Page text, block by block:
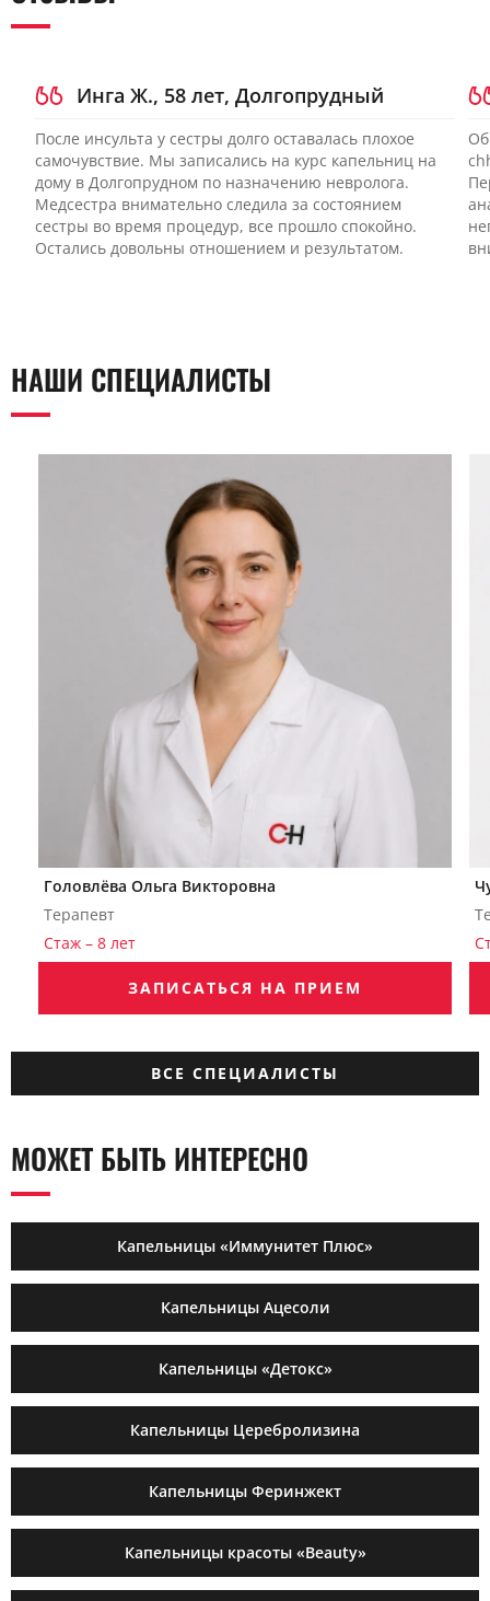
сочетании методов и регулярной оценке динамики.
Инга Ж., 58 лет, Долгопрудный
После инсульта у сестры долго оставалась плохое
самочувствие. Мы записались на курс капельниц на
дому в Долгопрудном по назначению невролога.
Медсестра внимательно следила за состоянием
сестры во время процедур, все прошло спокойно.
Остались довольны отношением и результатом.
НАШИ СПЕЦИАЛИСТЫ
Головлёва Ольга Викторовна
Терапевт
Стаж – 8 лет
ЗАПИСАТЬСЯ НА ПРИЕМ
ВСЕ СПЕЦИАЛИСТЫ
МОЖЕТ БЫТЬ ИНТЕРЕСНО
Капельницы «Иммунитет Плюс»
Капельницы Ацесоли
Капельницы «Детокс»
Капельницы Церебролизина
Капельницы Феринжект
Капельницы красоты «Beauty»